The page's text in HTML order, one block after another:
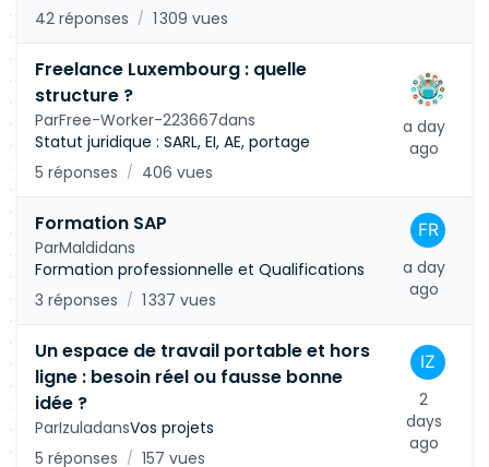
42 réponses / 1 309 vues
Freelance Luxembourg : quelle
structure ?
ParFree-Worker-223667dans
Statut juridique : SARL, EI, AE, portage
5 réponses / 406 vues
a day
ago
Formation SAP
ParMaldidans
Formation professionnelle et Qualifications
3 réponses / 1 337 vues
a day
ago
Un espace de travail portable et hors
ligne : besoin réel ou fausse bonne
idée ?
ParIzuladansVos projets
5 réponses / 157 vues
2
days
ago